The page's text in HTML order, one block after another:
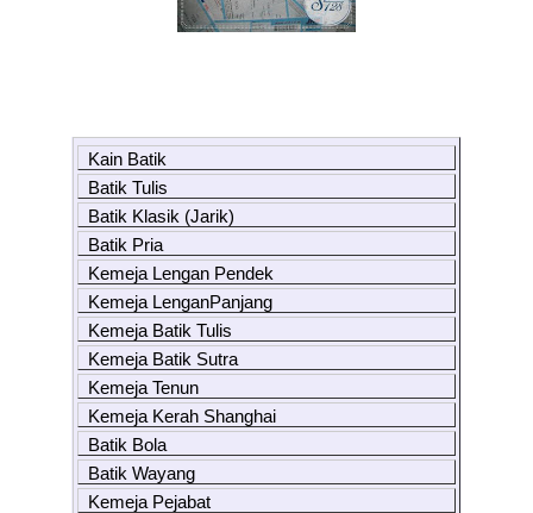
Kain Batik
Batik Tulis
Batik Klasik (Jarik)
Batik Pria
Kemeja Lengan Pendek
Kemeja LenganPanjang
Kemeja Batik Tulis
Kemeja Batik Sutra
Kemeja Tenun
Kemeja Kerah Shanghai
Batik Bola
Batik Wayang
Kemeja Pejabat